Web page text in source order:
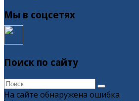
Мы в соцсетях
Поиск по сайту
На сайте обнаружена ошибка